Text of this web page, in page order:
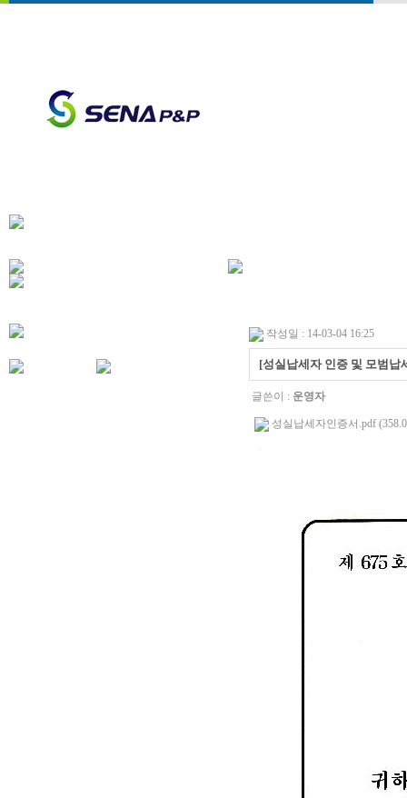
작성일 : 14-03-04 16:25
[성실납세자 인증 및 모범납
글쓴이 : 운영자
성실납세자인증서.pdf